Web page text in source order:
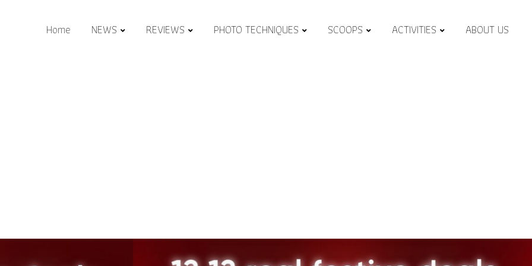
Home NEWS REVIEWS PHOTO TECHNIQUES SCOOPS ACTIVITIES ABOUT US